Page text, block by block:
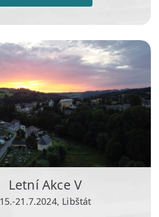
Letní Akce V
15.-21.7.2024, Libštát